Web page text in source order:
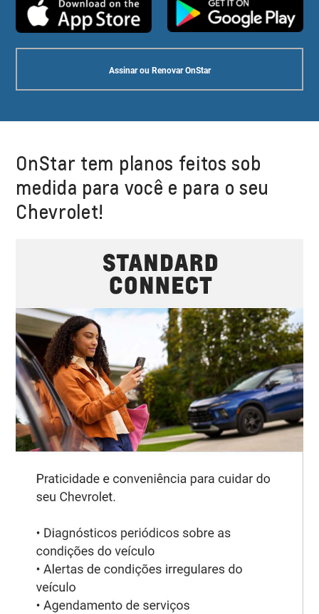
Assinar ou Renovar OnStar
OnStar tem planos feitos sob
medida para você e para o seu
Chevrolet!